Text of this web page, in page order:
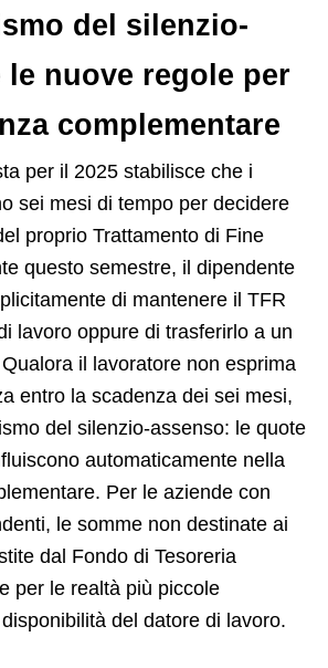
del silenzio-
le nuove regole per
complementare
per il 2025 stabilisce che i
sei mesi di tempo per decidere
proprio Trattamento di Fine
questo semestre, il dipendente
di mantenere il TFR
lavoro oppure di trasferirlo a un
il lavoratore non esprima
entro la scadenza dei sei mesi,
del silenzio-assenso: le quote
automaticamente nella
Per le aziende con
le somme non destinate ai
dal Fondo di Tesoreria
per le realtà più piccole
del datore di lavoro.